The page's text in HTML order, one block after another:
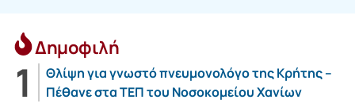
Δημοφιλή
Θλίψη για γνωστό πνευμονολόγο της Κρήτης –
Πέθανε στα ΤΕΠ του Νοσοκομείου Χανίων